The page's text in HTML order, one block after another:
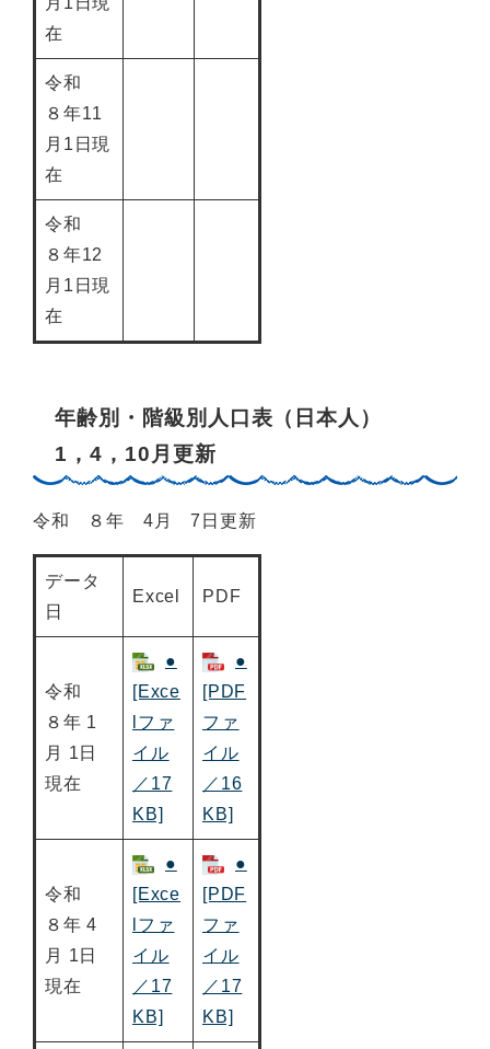
在
令和
８年11
月1日現
在
令和
８年12
月1日現
在
年齢別・階級別人口表（日本人）
1，4，10月更新
令和 ８年 4月 7日更新
データ
日
Excel PDF
令和
８年 1
月 1日
現在
●
[Exce
lファ
イル
／17
KB]
●
[PDF
ファ
イル
／16
KB]
令和
８年 4
月 1日
現在
●
[Exce
lファ
イル
／17
KB]
●
[PDF
ファ
イル
／17
KB]